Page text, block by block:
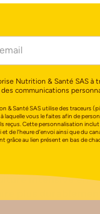
intensiveen
Nutrition & Santé SAS à
communications
& Santé SAS utilise des traceurs
à laquelle vous le faites afin de
reçus. Cette personnalisation
et de l’heure d’envoi ainsi que du
grâce au lien présent en bas de